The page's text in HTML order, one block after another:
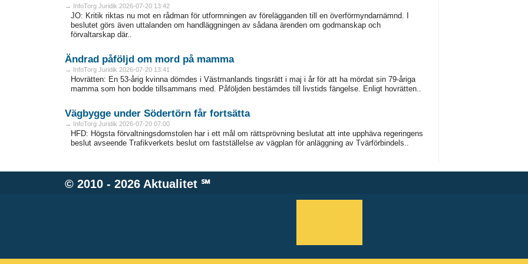
→ InfoTorg Juridik 2026-07-20 13:42
JO: Kritik riktas nu mot en rådman för utformningen av förelägganden till en överförmyndarnämnd. I
beslutet görs även uttalanden om handläggningen av sådana ärenden om godmanskap och
förvaltarskap där..
Ändrad påföljd om mord på mamma
→ InfoTorg Juridik 2026-07-20 13:41
Hovrätten: En 53-årig kvinna dömdes i Västmanlands tingsrätt i maj i år för att ha mördat sin 79-åriga
mamma som hon bodde tillsammans med. Påföljden bestämdes till livstids fängelse. Enligt hovrätten..
Vägbygge under Södertörn får fortsätta
→ InfoTorg Juridik 2026-07-20 07:00
HFD: Högsta förvaltningsdomstolen har i ett mål om rättsprövning beslutat att inte upphäva regeringens
beslut avseende Trafikverkets beslut om fastställelse av vägplan för anläggning av Tvärförbindels..
© 2010 - 2026 Aktualitet℠